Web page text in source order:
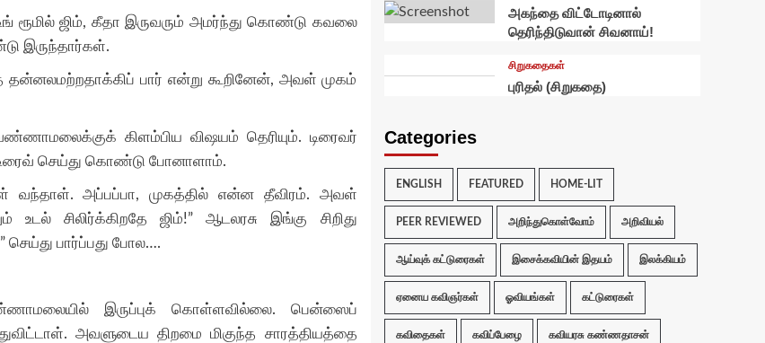
ரூமில் ஜிம், கீதா இருவரும் அமர்ந்து கொண்டு கவலை
இருந்தார்கள்.
பார் என்று கூறினேன், அவள் முகம்
கிளம்பிய விஷயம் தெரியும். டிரைவர்
செய்து கொண்டு போனாளாம்.
வந்தாள். அப்பப்பா, முகத்தில் என்ன தீவிரம். அவள்
சிலிர்க்கிறதே ஜிம்!” ஆடலரசு இங்கு சிறிது
பார்ப்பது போல….
இருப்புக் கொள்ளவில்லை. பென்ஸைப்
அவளுடைய திறமை மிகுந்த சாரத்தியத்தை
அகந்தை விட்டோடினால்
தெரிந்திடுவான் சிவனாய்!
சிறுகதைகள்
புரிதல் (சிறுகதை)
Categories
ENGLISH FEATURED HOME-LIT
PEER REVIEWED அறிந்துகொள்வோம் அறிவியல்
ஆய்வுக் கட்டுரைகள் இசைக்கவியின் இதயம் இலக்கியம்
ஏனைய கவிஞர்கள் ஓவியங்கள் கட்டுரைகள்
கவிதைகள் கவிப்பேழை கவியரசு கண்ணதாசன்